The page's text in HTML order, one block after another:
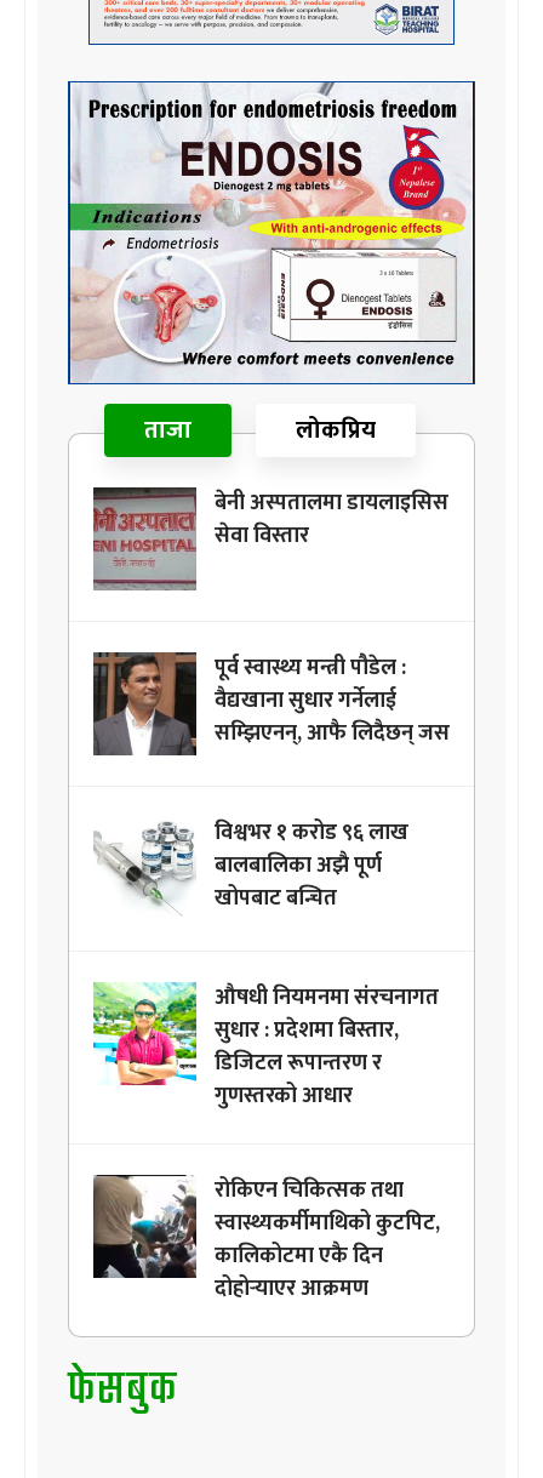
ताजा लोकप्रिय
बेनी अस्पतालमा डायलाइसिस
सेवा विस्तार
पूर्व स्वास्थ्य मन्त्री पौडेल :
वैद्यखाना सुधार गर्नेलाई
सम्झिएनन्, आफै लिदैछन् जस
विश्वभर १ करोड ९६ लाख
बालबालिका अझै पूर्ण
खोपबाट बन्चित
औषधी नियमनमा संरचनागत
सुधार : प्रदेशमा बिस्तार,
डिजिटल रूपान्तरण र
गुणस्तरको आधार
रोकिएन चिकित्सक तथा
स्वास्थ्यकर्मीमाथिको कुटपिट,
कालिकोटमा एकै दिन
दोहोर्‍याएर आक्रमण
फेसबुक